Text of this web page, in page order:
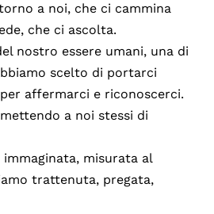
a noi, che ci cammina
che ci ascolta.
nostro essere umani, una di
scelto di portarci
affermarci e riconoscerci.
a noi stessi di
immaginata, misurata al
trattenuta, pregata,